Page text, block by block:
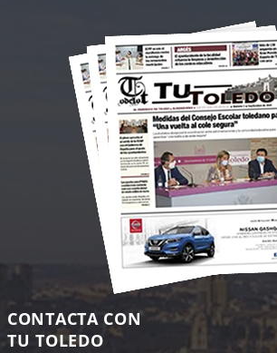
CONTACTA CON
TU TOLEDO